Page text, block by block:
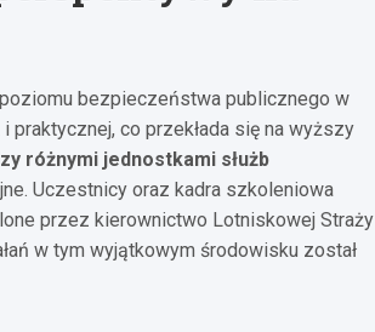
bezpieczeństwa publicznego w
praktycznej, co przekłada się na wyższy
różnymi jednostkami służb
Uczestnicy oraz kadra szkoleniowa
przez kierownictwo Lotniskowej Straży
w tym wyjątkowym środowisku został